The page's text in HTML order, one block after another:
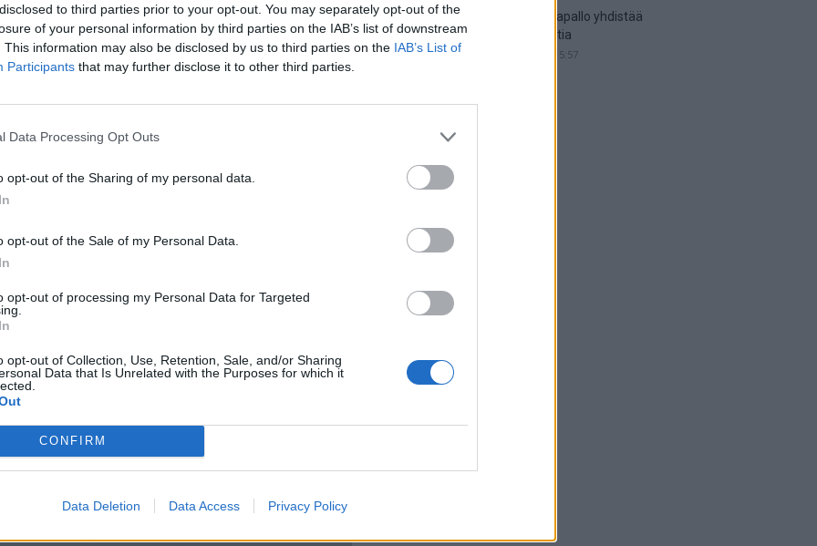
to third parties prior to your opt-out. You may separately opt-out of the
of your personal information by third parties on the IAB’s list of downstream
This information may also be disclosed by us to third parties on the IAB’s List of
Participants that may further disclose it to other third parties.
Data Processing Opt Outs
opt-out of the Sharing of my personal data.
opt-out of the Sale of my Personal Data.
opt-out of processing my Personal Data for Targeted
opt-out of Collection, Use, Retention, Sale, and/or Sharing
Data that Is Unrelated with the Purposes for which it
CONFIRM
Data Deletion Data Access Privacy Policy
Boyata (Hertha Berlin), Timothy Castagne
(Dortmund), Thomas Vermaelen (Vissel Kobe),
(Wolves), Eden Hazard (Real Madrid), Thorgan
Tielemans (Leicester), Hans Vanaken (Club
Christian Benteke (Crystal Palace), Jeremy Doku
(Napoli), Leandro Trossard (Brighton)
Miten jalkapallo yhdistää
kansakuntia
25.04.2025 15:57